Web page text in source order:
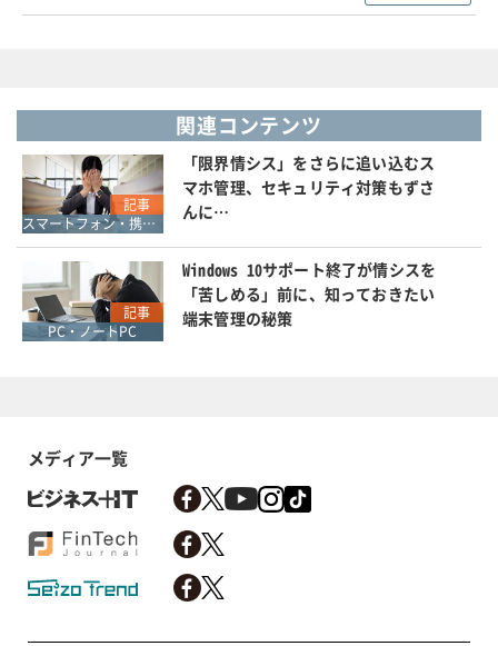
関連コンテンツ
記事
スマートフォン・携帯電話
「限界情シス」をさらに追い込むス
マホ管理、セキュリティ対策もずさ
んに…
記事
PC・ノートPC
Windows 10サポート終了が情シスを
「苦しめる」前に、知っておきたい
端末管理の秘策
メディア一覧